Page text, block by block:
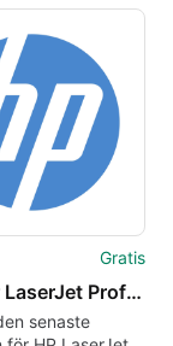
Gratis
HP Color LaserJet Professional CP5225 Printer series drivers
senaste